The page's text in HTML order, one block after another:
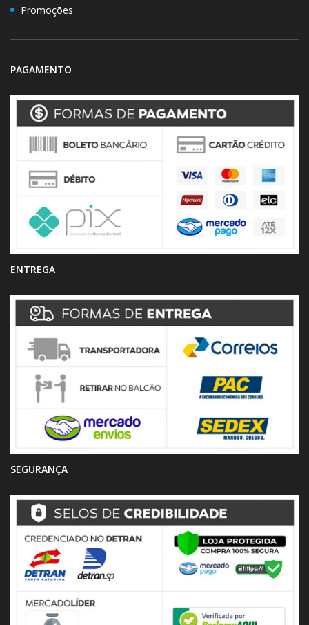
Promoções
PAGAMENTO
ENTREGA
SEGURANÇA